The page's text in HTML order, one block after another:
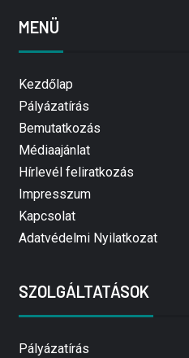
MENÜ
Kezdőlap
Pályázatírás
Bemutatkozás
Médiaajánlat
Hírlevél feliratkozás
Impresszum
Kapcsolat
Adatvédelmi Nyilatkozat
SZOLGÁLTATÁSOK
Pályázatírás